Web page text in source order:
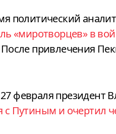
политический
«миротворцев» в
После привлечения
февраля президент
с Путиным и очертил